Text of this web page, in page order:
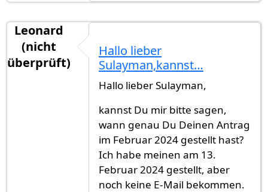
Leonard
(nicht
überprüft)
Hallo lieber
Sulayman,kannst…
Hallo lieber Sulayman,
kannst Du mir bitte sagen,
wann genau Du Deinen Antrag
im Februar 2024 gestellt hast?
Ich habe meinen am 13.
Februar 2024 gestellt, aber
noch keine E-Mail bekommen.